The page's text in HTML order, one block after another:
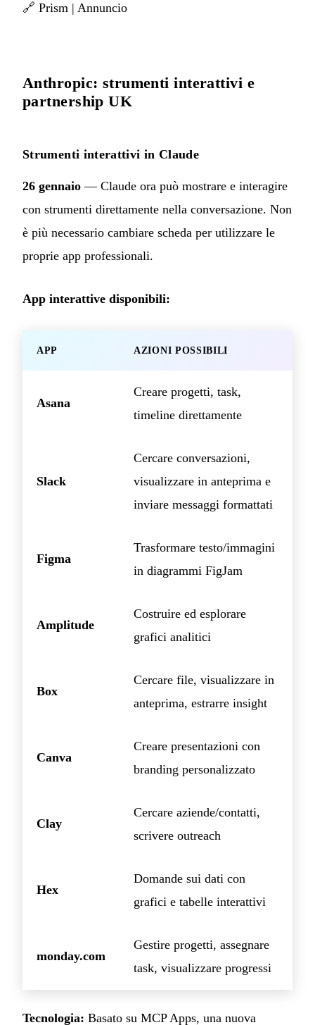
🔗 Prism | Annuncio
Anthropic: strumenti interattivi e
partnership UK
Strumenti interattivi in Claude
26 gennaio — Claude ora può mostrare e interagire
con strumenti direttamente nella conversazione. Non
è più necessario cambiare scheda per utilizzare le
proprie app professionali.
App interattive disponibili:
APP AZIONI POSSIBILI
Asana
Creare progetti, task,
timeline direttamente
Slack
Cercare conversazioni,
visualizzare in anteprima e
inviare messaggi formattati
Figma
Trasformare testo/immagini
in diagrammi FigJam
Amplitude
Costruire ed esplorare
grafici analitici
Box
Cercare file, visualizzare in
anteprima, estrarre insight
Canva
Creare presentazioni con
branding personalizzato
Clay
Cercare aziende/contatti,
scrivere outreach
Hex
Domande sui dati con
grafici e tabelle interattivi
monday.com
Gestire progetti, assegnare
task, visualizzare progressi
Tecnologia: Basato su MCP Apps, una nuova